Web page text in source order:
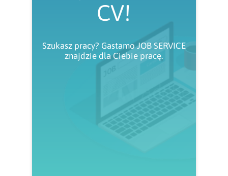
CV!
Szukasz pracy? Gastamo JOB SERVICE
znajdzie dla Ciebie pracę.